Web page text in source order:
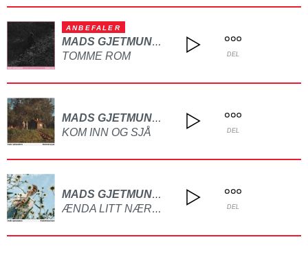
ANBEFALER
MADS GJETMUNDSEN
TOMME ROM DEL
MADS GJETMUNDSEN
KOM INN OG SJÅ DEL
MADS GJETMUNDSEN
ÆNDA LITT NÆRMERE
DEL